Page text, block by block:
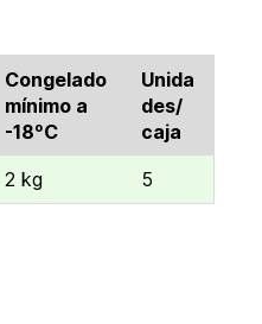
Congelado
mínimo a
-18ºC
Unida
des/
caja
2 kg 5